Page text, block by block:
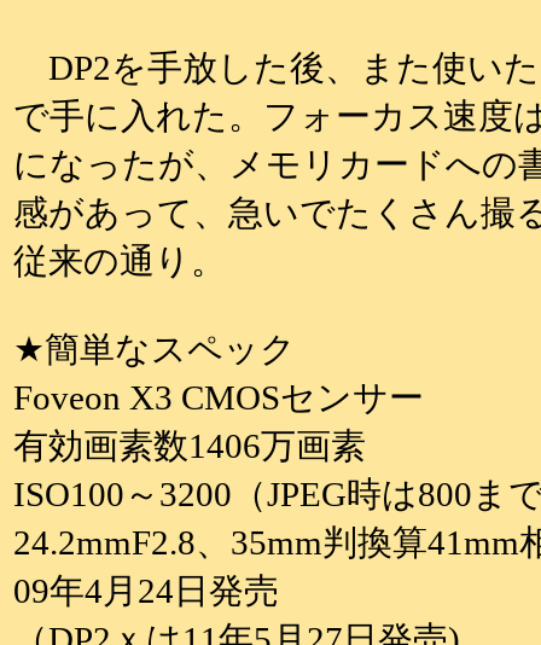
DP2を手放した後、また使い
で手に入れた。フォーカス速度
になったが、メモリカードへの
感があって、急いでたくさん撮
従来の通り。
★簡単なスペック
Foveon X3 CMOSセンサー
有効画素数1406万画素
ISO100～3200（JPEG時は800ま
24.2mmF2.8、35mm判換算
09年4月24日発売